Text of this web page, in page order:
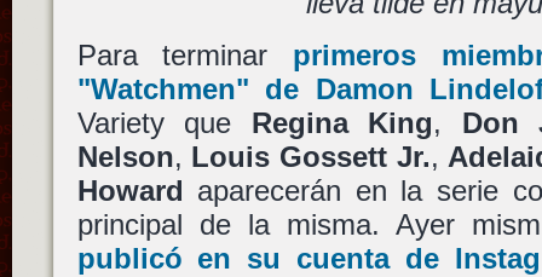
Para terminar primeros
"Watchmen" de Damon
Variety que Regina King, Don
Nelson, Louis Gossett Jr.,
Howard aparecerán en la serie
principal de la misma. Ayer
publicó en su cuenta de